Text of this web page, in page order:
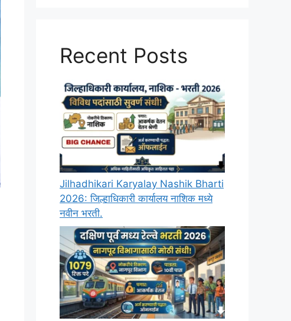
Recent Posts
Jilhadhikari Karyalay Nashik Bharti
2026: जिल्हाधिकारी कार्यालय नाशिक मध्ये
नवीन भरती.